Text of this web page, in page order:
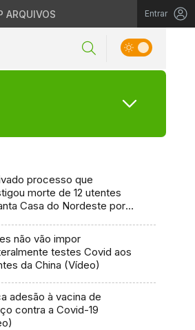
ARQUIVOS Entrar
processo que
morte de 12 utentes
Casa do Nordeste por
não vão impor
testes Covid aos
da China (Vídeo)
adesão à vacina de
contra a Covid-19